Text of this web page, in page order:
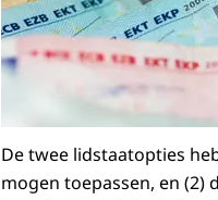
De twee lidstaatopties
mogen toepassen, en (2)